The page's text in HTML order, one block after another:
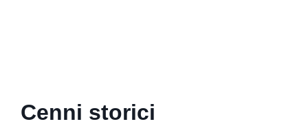
Cenni storici